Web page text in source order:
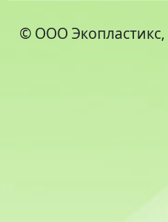
© ООО Экопластикс,